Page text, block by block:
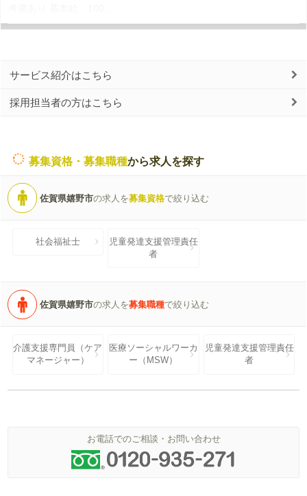
サービス紹介はこちら
採用担当者の方はこちら
募集資格・募集職種から求人を探す
佐賀県嬉野市の求人を募集資格で絞り込む
社会福祉士
児童発達支援管理責任
者
佐賀県嬉野市の求人を募集職種で絞り込む
介護支援専門員（ケア
マネージャー）
医療ソーシャルワーカ
ー（MSW）
児童発達支援管理責任
者
お電話でのご相談・お問い合わせ